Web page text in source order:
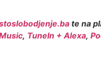
te na
, TuneIn + Alexa,